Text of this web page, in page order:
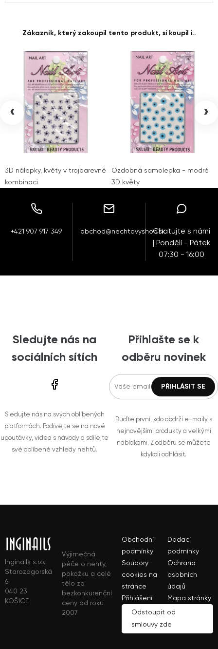
Zákazník, který zakoupil tento produkt, si koupil i..
3D nálepky, květy v trojbarevné
kombinaci
Ozdobná samolepka - modré
3D květy
‹ ›
+421 907 917 349 obchod@nechtovyshop.skChatujte s námi
| Pondělí - Pátek
07:30 - 16:00
Sledujte nás na
sociálních sítích
Sledujte nás na svých oblíbených
platformách. Podívejte se na nové
upoutávky, videa s návody a sdílejte
své oblíbené vzhledy nehtů.
Přihlašte se k
odběru novinek
Buďte první, kdo obdrží e-maily s
nejnovějšími produkty a velkými
nabídkami. Z odběru se můžete
kdykoli odhlásit.
Inginails s.r.o.
Starozagorská
6
040 23
KOŠICE
Výjimečná
péče o nehty,
pokožku a celé
tělo za
bezkonkurenční
ceny od roku
2007
Obchodní
podmínky
Dodací
podmínky
Soubory
cookies na
stránce
Ochrana
osobních
údajů
Přihlášení
Mapa stránky
Odstoupit od
smlouvy zde